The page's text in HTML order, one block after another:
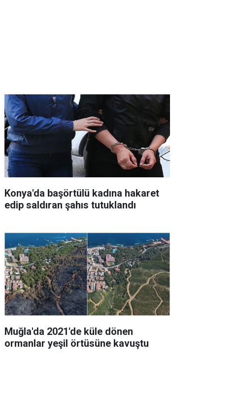
Konya'da başörtülü kadına hakaret
edip saldıran şahıs tutuklandı
Muğla'da 2021'de küle dönen
ormanlar yeşil örtüsüne kavuştu